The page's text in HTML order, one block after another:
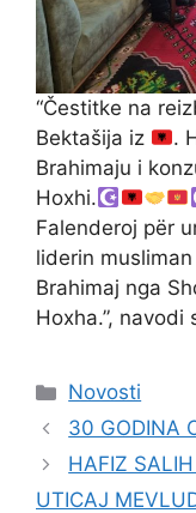
“Čestitke na
Bektašija iz
.
Brahimaju i
Hoxhi.
Falenderoj për
liderin
Brahimaj nga
Hoxha.”,
Kategorije
Novosti
30 GODINA
HAFIZ
UTICAJ